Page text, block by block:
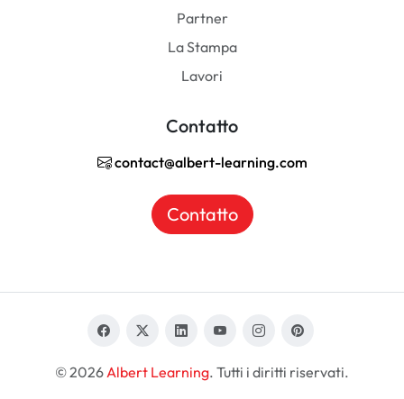
Partner
La Stampa
Lavori
Contatto
contact@albert-learning.com
Contatto
© 2026Albert Learning. Tutti i diritti riservati.